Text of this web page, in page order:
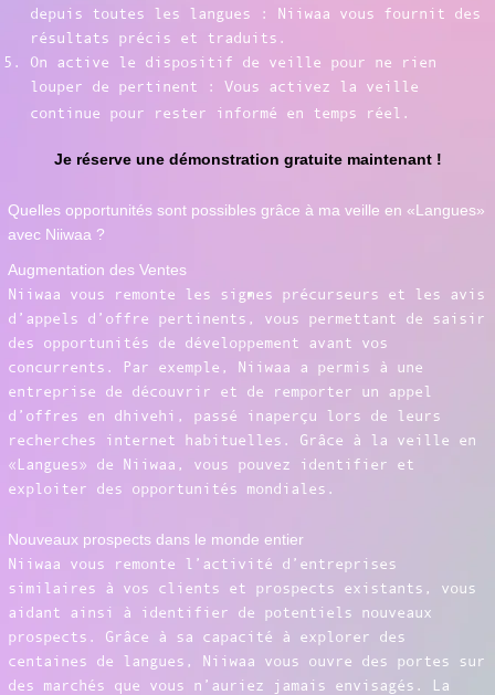
depuis toutes les langues : Niiwaa vous fournit des
résultats précis et traduits.
On active le dispositif de veille pour ne rien
louper de pertinent : Vous activez la veille
continue pour rester informé en temps réel.
Je réserve une démonstration gratuite maintenant !
Quelles opportunités sont possibles grâce à ma veille en «Langues»
avec Niiwaa ?
Augmentation des Ventes
Niiwaa vous remonte les signes précurseurs et les avis
d’appels d’offre pertinents, vous permettant de saisir
des opportunités de développement avant vos
concurrents. Par exemple, Niiwaa a permis à une
entreprise de découvrir et de remporter un appel
d’offres en dhivehi, passé inaperçu lors de leurs
recherches internet habituelles. Grâce à la veille en
«Langues» de Niiwaa, vous pouvez identifier et
exploiter des opportunités mondiales.
Nouveaux prospects dans le monde entier
Niiwaa vous remonte l’activité d’entreprises
similaires à vos clients et prospects existants, vous
aidant ainsi à identifier de potentiels nouveaux
prospects. Grâce à sa capacité à explorer des
centaines de langues, Niiwaa vous ouvre des portes sur
des marchés que vous n’auriez jamais envisagés. La